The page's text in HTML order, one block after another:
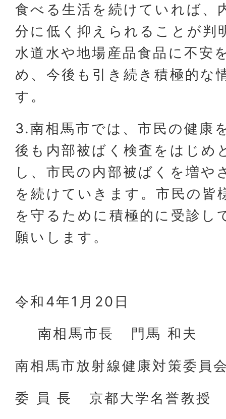
食べる生活を続けていれば、
分に低く抑えられることが判
水道水や地場産品食品に不安
め、今後も引き続き積極的な
す。
3.南相馬市では、市民の健康
後も内部被ばく検査をはじめ
し、市民の内部被ばくを増や
を続けていきます。市民の皆
を守るために積極的に受診し
願いします。
令和4年1月20日
南相馬市長 門馬 和夫
南相馬市放射線健康対策委員
委 員 長 京都大学名誉